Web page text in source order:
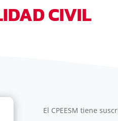
CIVIL
El CPEESM tiene